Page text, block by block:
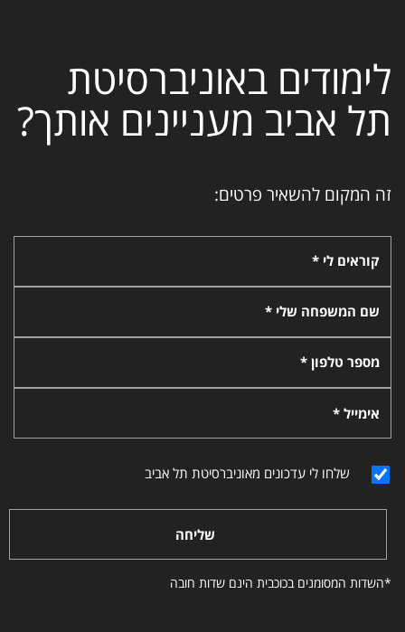
לימודים באוניברסיטת
תל אביב מעניינים אותך?
זה המקום להשאיר פרטים:
קוראים לי *
שם המשפחה שלי *
מספר טלפון *
אימייל *
שלחו לי עדכונים מאוניברסיטת תל אביב
שליחה
*השדות המסומנים בכוכבית הינם שדות חובה